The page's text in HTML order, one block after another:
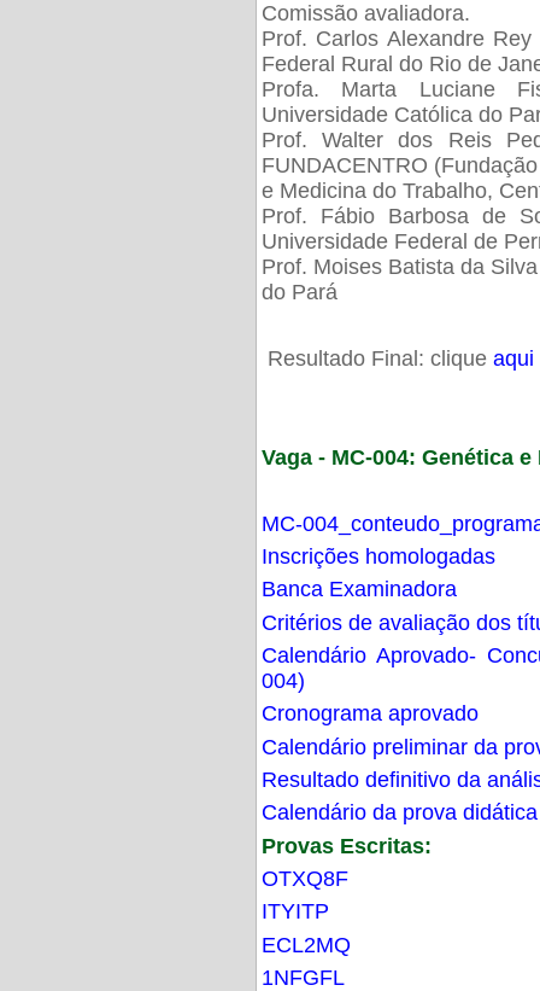
Comissão avaliadora.
Prof. Carlos Alexandre
Federal Rural do Rio de
Profa. Marta Luciane
Universidade Católica do
Prof. Walter dos Reis
FUNDACENTRO
e Medicina do Trabalho,
Prof. Fábio Barbosa de
Universidade Federal de
Prof. Moises Batista da
do Pará
Resultado Final: clique aqui
Vaga - MC-004: Genética
MC-
Inscrições homologadas
Banca Examinadora
Critérios de avaliação dos
Calendário Aprovado-
004)
Cronograma aprovado
Calendário preliminar da
Resultado definitivo da
Calendário da prova didática
Provas Escritas:
OTXQ8F
ITYITP
ECL2MQ
1NFGFL